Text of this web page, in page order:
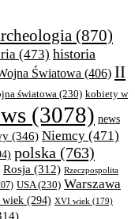
(870)
(473) historia
Światowa (406) II
światowa (230) kobiety w
(3078) news
(346) Niemcy (471)
polska (763)
Rosja (312) Rzeczpospolita
USA(230) Warszawa
(294) XVI wiek (179)